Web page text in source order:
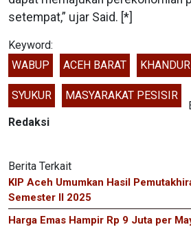
setempat,” ujar Said. [*]
Keyword:
WABUP
ACEH BARAT
SYUKUR MASYARAKAT PESISIR
Redaksi
Berita Terkait
KIP Aceh Umumkan Hasil
Semester II 2025
Harga Emas Hampir Rp 9 Juta per